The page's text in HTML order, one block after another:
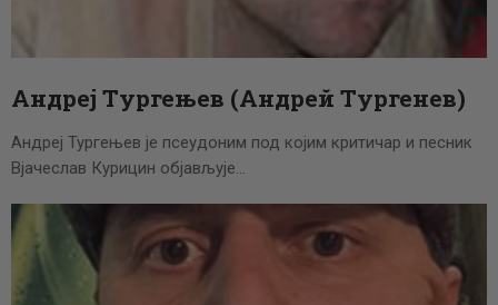
Андреј Тургењев (Андрей Тургенев)
Андреј Тургењев је псеудоним под којим критичар и песник
Вјачеслав Курицин објављује…